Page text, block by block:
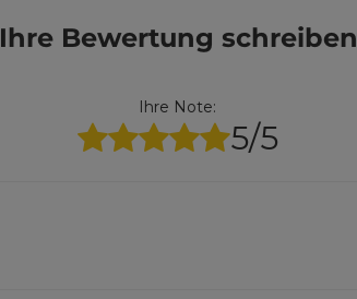
Ihre Bewertung schreiben
Ihre Note:
5/5